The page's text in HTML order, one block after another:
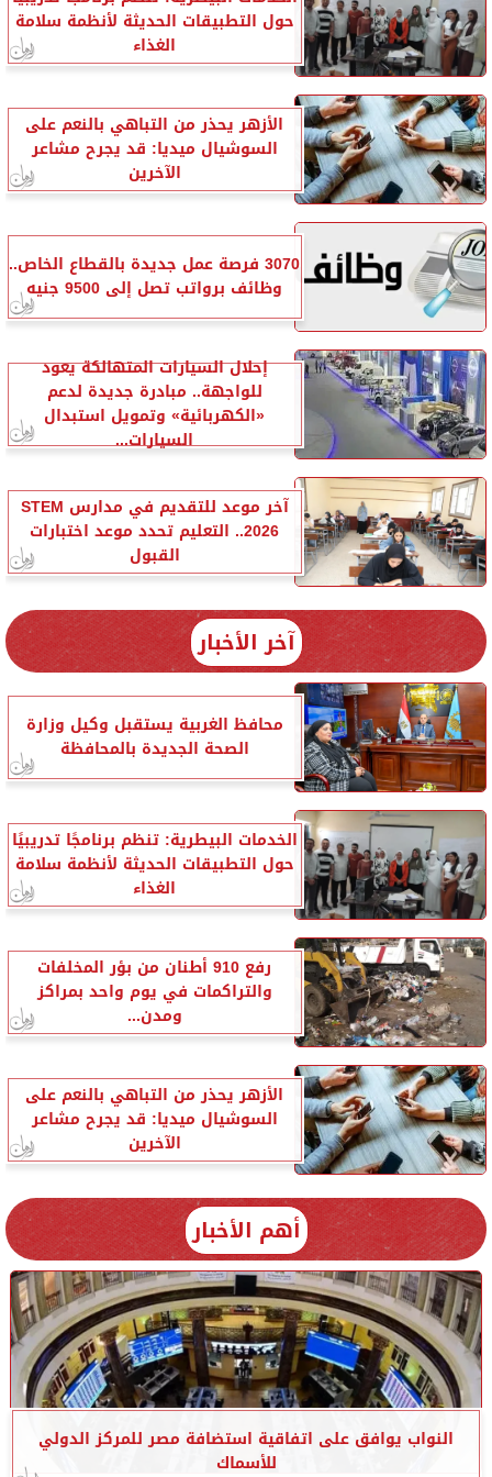
حول التطبيقات الحديثة لأنظمة سلامة
الغذاء
الأزهر يحذر من التباهي بالنعم على
السوشيال ميديا: قد يجرح مشاعر
الآخرين
3070 فرصة عمل جديدة بالقطاع الخاص..
وظائف برواتب تصل إلى 9500 جنيه
إحلال السيارات المتهالكة يعود
للواجهة.. مبادرة جديدة لدعم
«الكهربائية» وتمويل استبدال
السيارات...
آخر موعد للتقديم في مدارس STEM
2026.. التعليم تحدد موعد اختبارات
القبول
آخر الأخبار
محافظ الغربية يستقبل وكيل وزارة
الصحة الجديدة بالمحافظة
الخدمات البيطرية: تنظم برنامجًا تدريبيًا
حول التطبيقات الحديثة لأنظمة سلامة
الغذاء
رفع 910 أطنان من بؤر المخلفات
والتراكمات في يوم واحد بمراكز
ومدن...
الأزهر يحذر من التباهي بالنعم على
السوشيال ميديا: قد يجرح مشاعر
الآخرين
أهم الأخبار
النواب يوافق على اتفاقية استضافة مصر للمركز الدولي
للأسماك